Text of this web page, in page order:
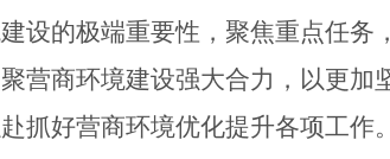
设的极端重要性，聚焦重点任务
营商环境建设强大合力，以更加
抓好营商环境优化提升各项工作。